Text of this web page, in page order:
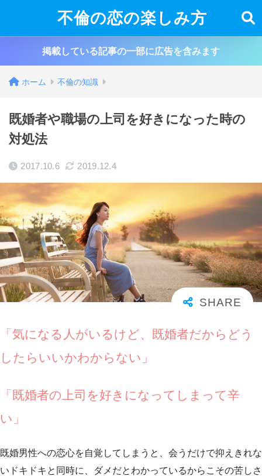
不倫の恋の楽しみ方
掲載している記事の一部に広告を含みます
ホーム 不倫の知識
既婚者や職場の上司を好きになった時の
対処法
2017.10.6 2019.12.4
「気になる人がいるけど、既婚者だからどう
したらいいかわからない」
「既婚者の上司を好きになってしまって辛
い」
既婚男性への恋心を自覚してしまうと、会うだけで抑えきれな
いドキドキと同時に、ダメだとわかっているからこその苦しさ